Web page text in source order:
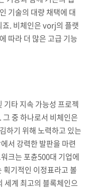
기술의 대량 채택에 대
죠. 비체인은 vorj의 플랫
따라 더 많은 고급 기능
기타 지속 가능성 프로젝
중 하나로서 비체인은
하기 위해 노력하고 있는
서 강력한 발판을 마련
크는 포츈500대 기업에
획기적인 이정표라고 볼
세계 최고의 블록체인으